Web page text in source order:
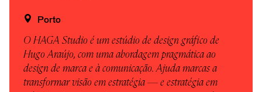
Porto
O HAGA Studio é um estúdio de design gráfico de
Hugo Araújo, com uma abordagem pragmática ao
design de marca e à comunicação. Ajuda marcas a
transformar visão em estratégia — e estratégia em